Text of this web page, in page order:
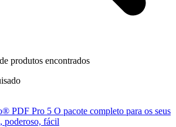
de produtos encontrados
® PDF Pro 5 O pacote completo para os seus
fácil